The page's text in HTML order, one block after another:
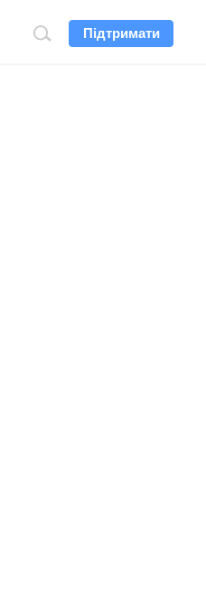
Підтримати
Пошук